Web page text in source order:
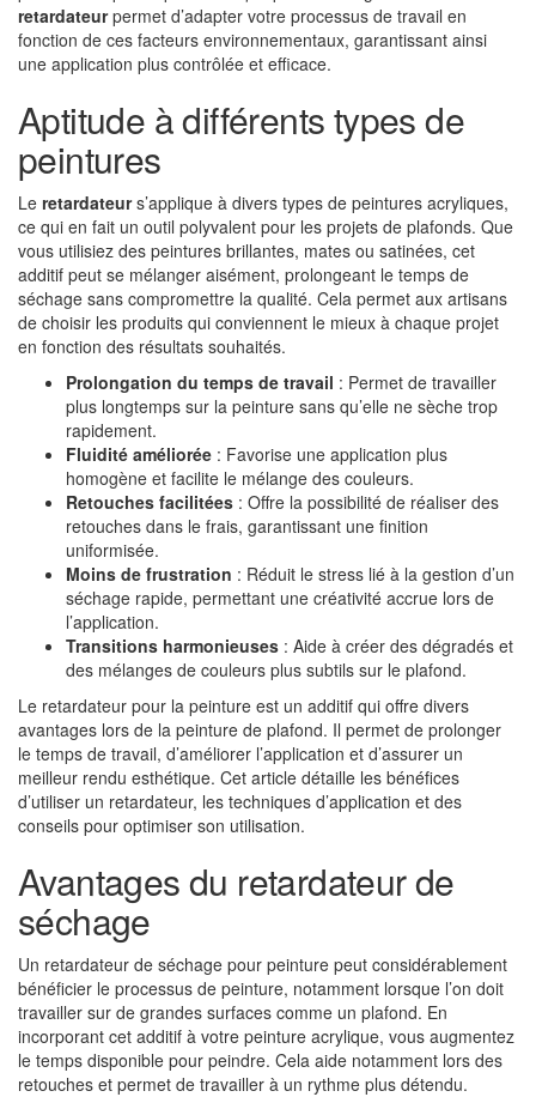
retardateurpermet d’adapter votre processus de travail en
fonction de ces facteurs environnementaux, garantissant ainsi
une application plus contrôlée et efficace.
Aptitude à différents types de
peintures
Le retardateurs’applique à divers types de peintures acryliques,
ce qui en fait un outil polyvalent pour les projets de plafonds. Que
vous utilisiez des peintures brillantes, mates ou satinées, cet
additif peut se mélanger aisément, prolongeant le temps de
séchage sans compromettre la qualité. Cela permet aux artisans
de choisir les produits qui conviennent le mieux à chaque projet
en fonction des résultats souhaités.
Prolongation du temps de travail : Permet de travailler
plus longtemps sur la peinture sans qu’elle ne sèche trop
rapidement.
Fluidité améliorée : Favorise une application plus
homogène et facilite le mélange des couleurs.
Retouches facilitées : Offre la possibilité de réaliser des
retouches dans le frais, garantissant une finition
uniformisée.
Moins de frustration : Réduit le stress lié à la gestion d’un
séchage rapide, permettant une créativité accrue lors de
l’application.
Transitions harmonieuses : Aide à créer des dégradés et
des mélanges de couleurs plus subtils sur le plafond.
Le retardateur pour la peinture est un additif qui offre divers
avantages lors de la peinture de plafond. Il permet de prolonger
le temps de travail, d’améliorer l’application et d’assurer un
meilleur rendu esthétique. Cet article détaille les bénéfices
d’utiliser un retardateur, les techniques d’application et des
conseils pour optimiser son utilisation.
Avantages du retardateur de
séchage
Un retardateur de séchage pour peinture peut considérablement
bénéficier le processus de peinture, notamment lorsque l’on doit
travailler sur de grandes surfaces comme un plafond. En
incorporant cet additif à votre peinture acrylique, vous augmentez
le temps disponible pour peindre. Cela aide notamment lors des
retouches et permet de travailler à un rythme plus détendu.